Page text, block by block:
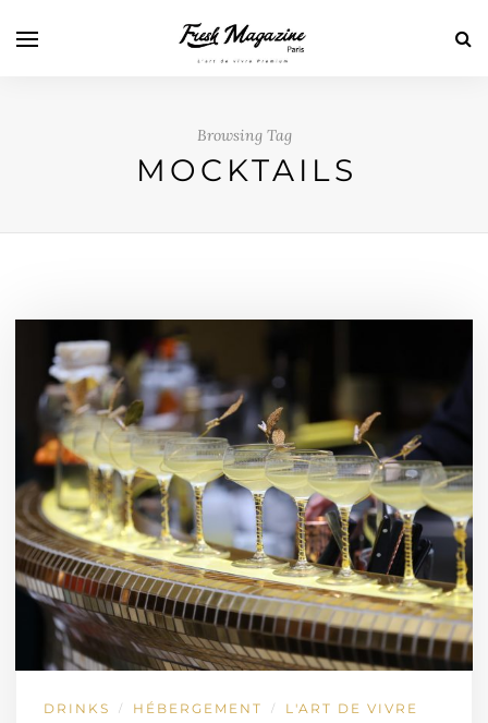
Browsing Tag
MOCKTAILS
DRINKS / HÉBERGEMENT / L'ART DE VIVRE